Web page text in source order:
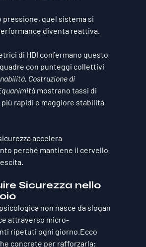
pressione, quel sistema si
diventa reattiva.
di HDI confermano questo
con punteggi collettivi
Costruzione di
mostrano tassi di
rapidi e maggiore stabilità
accelera
perché mantiene il cervello
Sicurezza nello
non nasce da slogan
attraverso micro-
ripetuti ogni giorno.Ecco
concrete per rafforzarla: